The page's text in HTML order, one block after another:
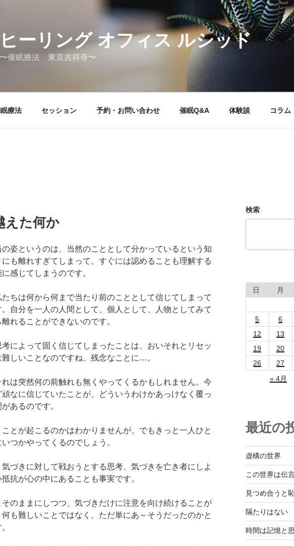
ヒーリング オフィス ルシッド
〜催眠療法 東京吉祥寺〜
療法 セッション 予約・お問い合わせ 催眠Q&A 体験談 コラム
えた何か
姿というのは、当然のこととして分かっているという知
も離れすぎてしまって、すぐには認めることも理解する
感じてしまうのです。
ちは何から何まで当たり前のこととして信じてしまって
自分を一人の人間として、個人として、人物としてみて
れることができないのです。
によって固く信じてしまったことは、おいそれとリセッ
難しいことなのですね、残念なことに…。
は突然何の前触れも無くやってくるかもしれません。今
頑なに信じていたことが、どういうわけかあっけなく覆っ
あるのです。
とが起こるのかはわかりませんが、でもきっと一人ひと
つかやってくるのでしょう。
づきに対して戦おうとする思考、気づきを亡き者にしよ
抗が心の中にあることも事実です。
そのままにしつつ、気づきだけに注意を向け続けることが
も難しいことではなく、ただ単にあ～そうだったのかと
検索
日
月
5
6
12
13
19
20
26
27
« 4月
最近の
虚構の世界
この世界は伝
見つめ合うと
隔たりはない
時間は記憶と